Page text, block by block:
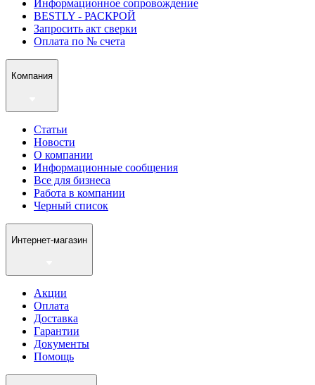
Информационное сопровождение
BESTLY - РАСКРОЙ
Запросить акт сверки
Оплата по № счета
Компания
Статьи
Новости
О компании
Информационные сообщения
Все для бизнеса
Работа в компании
Черный список
Интернет-магазин
Акции
Оплата
Доставка
Гарантии
Документы
Помощь